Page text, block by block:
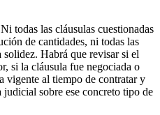
todas las cláusulas cuestionadas
de cantidades, ni todas las
solidez. Habrá que revisar si el
si la cláusula fue negociada o
vigente al tiempo de contratar y
sobre ese concreto tipo de